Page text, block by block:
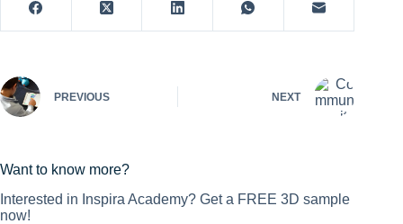
PREVIOUS NEXT
Want to know more?
Interested in Inspira Academy? Get a FREE 3D sample
now!